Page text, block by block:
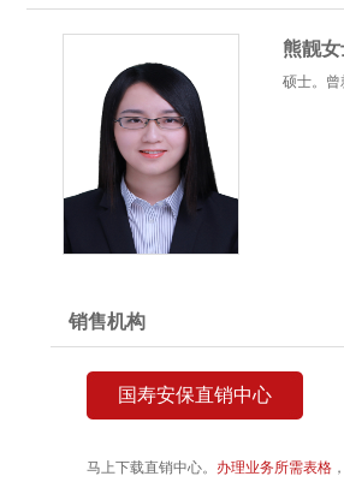
熊靓女
硕士。
销售机构
国寿安保直销中心
马上下载直销中心。 办理业务所需表格